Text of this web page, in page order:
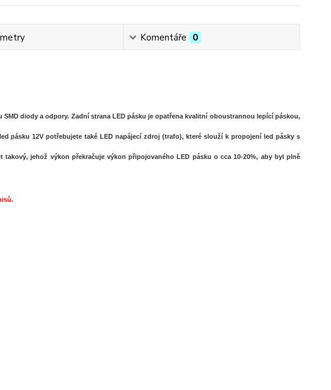
Komentáře 0
diody a odpory. Zadní strana LED pásku je opatřena kvalitní oboustrannou lepící páskou,
pásku 12V potřebujete také LED napájecí zdroj (trafo), které slouží k propojení led pásky s
jehož výkon překračuje výkon připojovaného LED pásku o cca 10-20%, aby byl plně